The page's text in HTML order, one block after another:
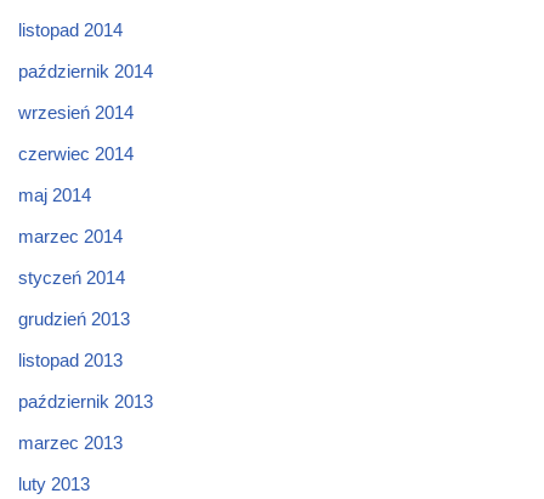
listopad 2014
październik 2014
wrzesień 2014
czerwiec 2014
maj 2014
marzec 2014
styczeń 2014
grudzień 2013
listopad 2013
październik 2013
marzec 2013
luty 2013